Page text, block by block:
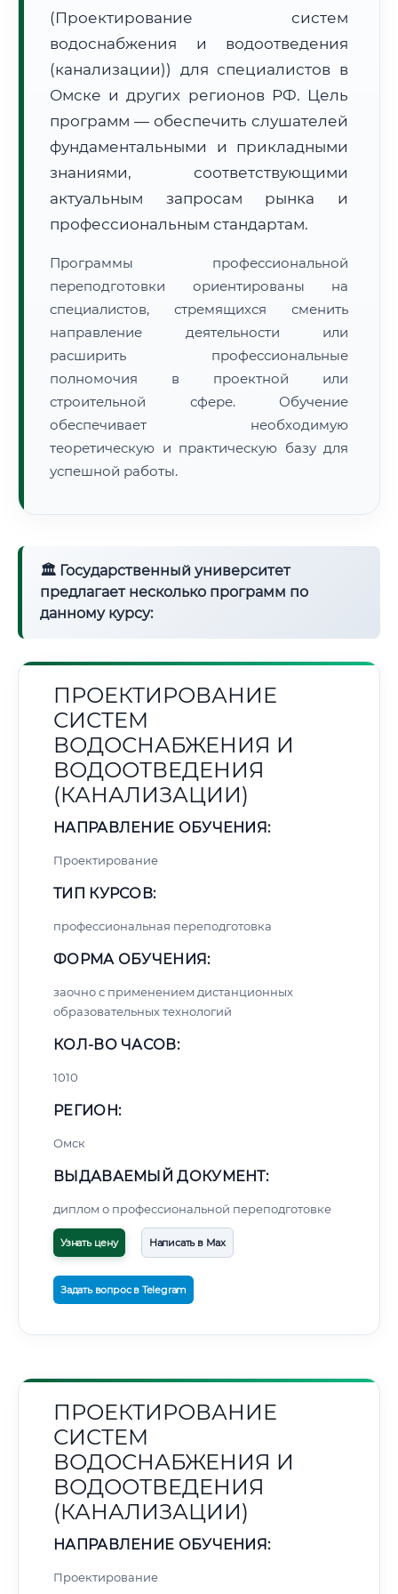
Расчет логистики оригиналов:
• Маршрут транзита:
• Экспресс-доставка СДЭК / Почтой:1–2 рабочих дня
📜 Документы и аккредитация ФИС ФРДО
(Проектирование систем
водоснабжения и водоотведения
(канализации)) для специалистов в
Омске и других регионов РФ. Цель
программ — обеспечить слушателей
фундаментальными и прикладными
знаниями, соответствующими
актуальным запросам рынка и
профессиональным стандартам.
Программы профессиональной
переподготовки ориентированы на
специалистов, стремящихся сменить
направление деятельности или
расширить профессиональные
полномочия в проектной или
строительной сфере. Обучение
обеспечивает необходимую
теоретическую и практическую базу для
успешной работы.
🏛 Государственный университет
предлагает несколько программ по
данному курсу:
ПРОЕКТИРОВАНИЕ
СИСТЕМ
ВОДОСНАБЖЕНИЯ И
ВОДООТВЕДЕНИЯ
(КАНАЛИЗАЦИИ)
НАПРАВЛЕНИЕ ОБУЧЕНИЯ:
Проектирование
ТИП КУРСОВ:
профессиональная переподготовка
ФОРМА ОБУЧЕНИЯ:
заочно с применением дистанционных
образовательных технологий
КОЛ-ВО ЧАСОВ:
1010
РЕГИОН:
Омск
ВЫДАВАЕМЫЙ ДОКУМЕНТ:
диплом о профессиональной переподготовке
Узнать цену Написать в Max
Задать вопрос в Telegram
ПРОЕКТИРОВАНИЕ
СИСТЕМ
ВОДОСНАБЖЕНИЯ И
ВОДООТВЕДЕНИЯ
(КАНАЛИЗАЦИИ)
НАПРАВЛЕНИЕ ОБУЧЕНИЯ:
Проектирование